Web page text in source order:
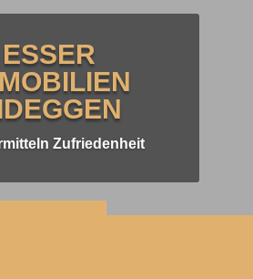
ESSER
Zufriedenheit